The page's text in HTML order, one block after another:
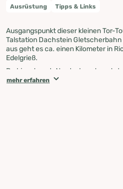
Ausrüstung Tipps & Links
Ausgangspunkt dieser kleinen Tor-
Talstation Dachstein Gletscherbahn
aus geht es ca. einen Kilometer in
Edelgrieß.
Du biegst nach Nordosten ab und
Nach einem Kilometer erreichst du
mehr erfahren